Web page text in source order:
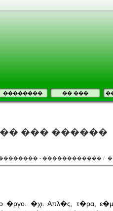
�������� �� ���
��� ������
- ������������ /
�ργο. �χι. Απλ�ς, τ�ρα,